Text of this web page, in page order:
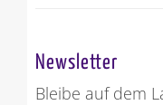
Newsletter
Bleibe auf dem